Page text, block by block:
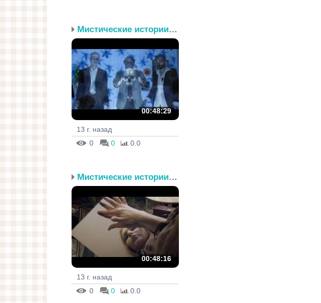
Мистические истории. Эп...
00:48:29
13 г. назад
0
0 0.0
Мистические истории. Эп...
00:48:16
13 г. назад
0
0 0.0